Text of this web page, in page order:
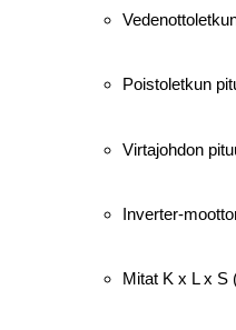
Poistoletkun
Virtajohdon
Inverter-
Mitat K x L x S